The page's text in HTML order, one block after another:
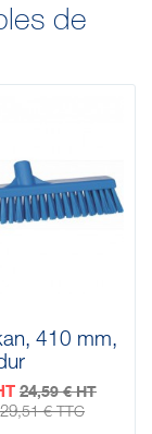
de
410 mm,
24,59 € HT
29,51 € TTC